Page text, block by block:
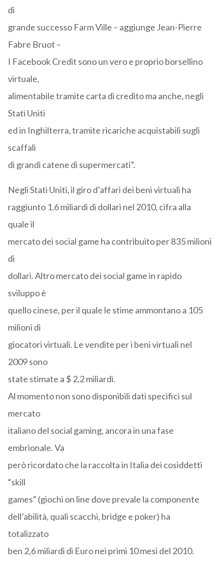
di
grande successo Farm Ville – aggiunge Jean-Pierre
Fabre Bruot –
I Facebook Credit sono un vero e proprio borsellino
virtuale,
alimentabile tramite carta di credito ma anche, negli
Stati Uniti
ed in Inghilterra, tramite ricariche acquistabili sugli
scaffali
di grandi catene di supermercati”.
Negli Stati Uniti, il giro d’affari dei beni virtuali ha
raggiunto 1.6 miliardi di dollari nel 2010, cifra alla
quale il
mercato dei social game ha contribuito per 835 milioni
di
dollari. Altro mercato dei social game in rapido
sviluppo è
quello cinese, per il quale le stime ammontano a 105
milioni di
giocatori virtuali. Le vendite per i beni virtuali nel
2009 sono
state stimate a $ 2,2 miliardi.
Al momento non sono disponibili dati specifici sul
mercato
italiano del social gaming, ancora in una fase
embrionale. Va
però ricordato che la raccolta in Italia dei cosiddetti
“skill
games” (giochi on line dove prevale la componente
dell’abilità, quali scacchi, bridge e poker) ha
totalizzato
ben 2,6 miliardi di Euro nei primi 10 mesi del 2010.